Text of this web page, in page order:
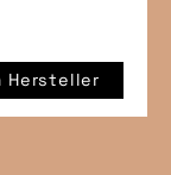
Hersteller